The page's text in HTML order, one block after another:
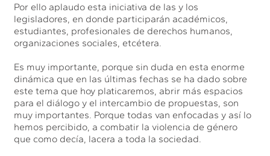
Por ello aplaudo esta iniciativa de las y los
legisladores, en donde participarán académicos,
estudiantes, profesionales de derechos humanos,
organizaciones sociales, etcétera.
Es muy importante, porque sin duda en esta enorme
dinámica que en las últimas fechas se ha dado sobre
este tema que hoy platicaremos, abrir más espacios
para el diálogo y el intercambio de propuestas, son
muy importantes. Porque todas van enfocadas y así lo
hemos percibido, a combatir la violencia de género
que como decía, lacera a toda la sociedad.